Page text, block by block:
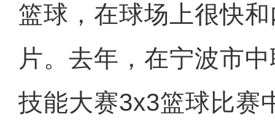
篮球，在球场上很快
片。去年，在宁波市
技能大赛3x3篮球比赛